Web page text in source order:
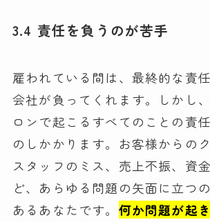
3.4 責任を負うのが苦手
雇われている間は、最終的な責
会社が負ってくれます。しかし
ロンで起こるすべてのことの責
のしかかります。お客様からの
スタッフのミス、売上不振、資
ど、あらゆる問題の矢面に立つ
あるあなたです。 何か問題が起